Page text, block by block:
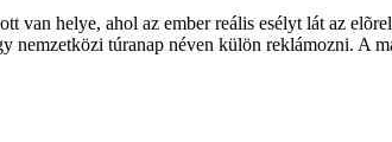
helye, ahol az ember reális esélyt lát az
túranap néven külön reklámozni. A